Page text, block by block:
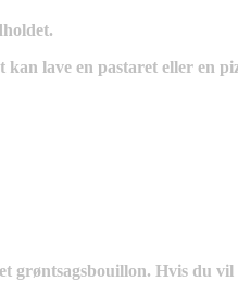
lave en pastaret eller en
grøntsagsbouillon. Hvis du